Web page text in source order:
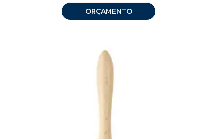
ORÇAMENTO